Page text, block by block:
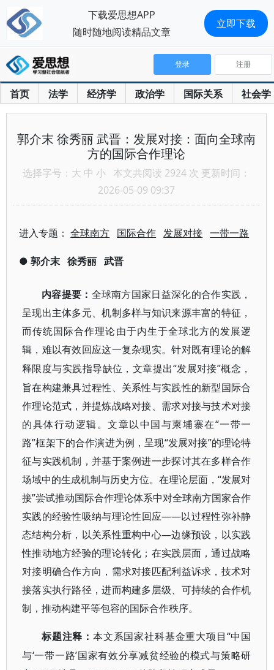
首页 法学 经济学 政治学 国际关系 社会学
登录 注册
郭介末 徐秀丽 武晋：发展对接：面向全球南
方的国际合作理论
选择字号： 大 中 小 本文共阅读 2924 次 更新时间：
2026-05-09 09:37
进入专题：全球南方 国际合作 发展对接 一带一路
● 郭介末 徐秀丽 武晋
内容提要： 全球南方国家日益深化的合作实践，
呈现出主体多元、机制多样与知识来源丰富的特征，
而传统国际合作理论由于内生于全球北方的发展逻
辑，难以有效回应这一复杂现实。针对既有理论的解
释限度与实践指导缺位，文章提出“发展对接”概念，
旨在构建兼具过程性、关系性与实践性的新型国际合
作理论范式，并提炼战略对接、需求对接与技术对接
的具体行动逻辑。文章以中国与柬埔寨在“一带一
路”框架下的合作演进为例，呈现“发展对接”的理论特
征与实践机制，并基于案例进一步探讨其在多样合作
场域中的生成机制与历史方位。在理论层面，“发展对
接”尝试推动国际合作理论体系中对全球南方国家合作
实践的经验性吸纳与理论性回应——以过程性弥补静
态结构分析，以关系性重构中心—边缘预设，以实践
性推动地方经验的理论转化；在实践层面，通过战略
对接明确合作方向，需求对接匹配利益诉求，技术对
接落实执行路径，进而构建多层级、可持续的合作机
制，推动构建平等包容的国际合作秩序。
标题注释：本文系国家社科基金重大项目 “中国
与‘一带一路’国家有效分享减贫经验的模式与策略研
下载爱思想APP
随时随地阅读精品文章
立即下载